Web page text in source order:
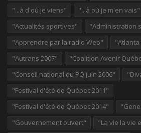
"...à d'où je viens"
"...à où je m'en vais"
"Actualités sportives"
"Administration
"Apprendre par la radio Web"
"Atlanta
"Autrans 2007"
"Coalition Avenir
"Conseil national du PQ juin 2006"
"Festival d'été de Québec 2011"
"Festival d'été de Québec 2014"
"Gouvernement ouvert"
"La vie la vie